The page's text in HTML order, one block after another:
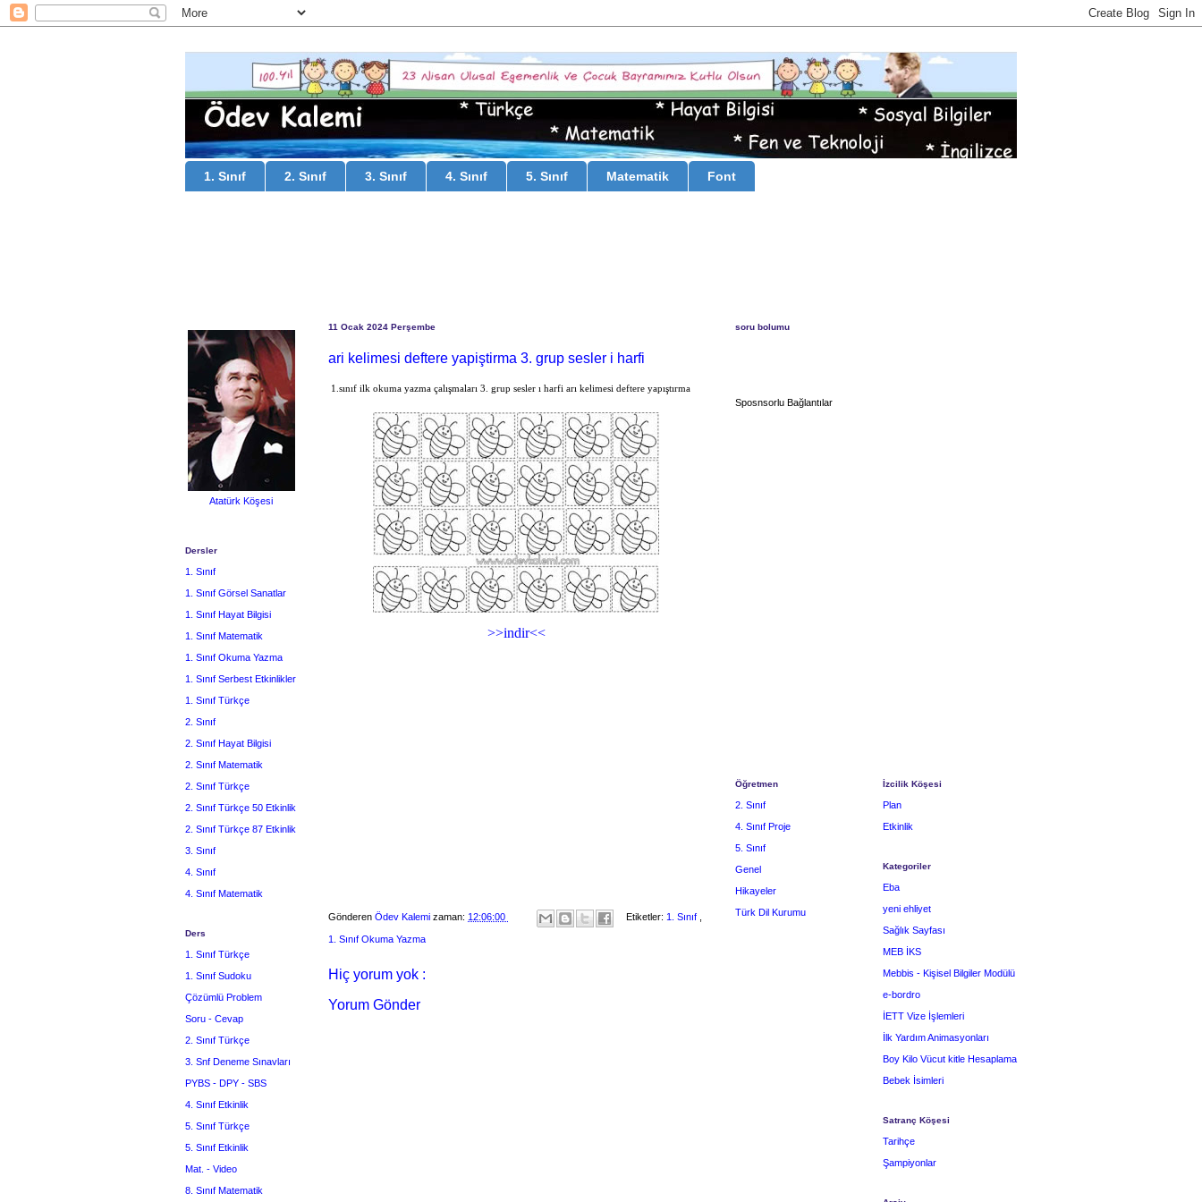
1. Sınıf 2. Sınıf 3. Sınıf 4. Sınıf 5. Sınıf Matematik Font
11 Ocak 2024 Perşembe
ari kelimesi deftere yapiştirma 3. grup sesler i harfi
1.sınıf ilk okuma yazma çalışmaları 3. grup sesler ı harfi arı kelimesi deftere yapıştırma
>>indir<<
Gönderen Ödev Kalemi zaman: 12:06:00 Etiketler: 1. Sınıf
1. Sınıf Okuma Yazma
Hiç yorum yok :
Yorum Gönder
Atatürk Köşesi
Dersler
1. Sınıf
1. Sınıf Görsel Sanatlar
1. Sınıf Hayat Bilgisi
1. Sınıf Matematik
1. Sınıf Okuma Yazma
1. Sınıf Serbest Etkinlikler
1. Sınıf Türkçe
2. Sınıf
2. Sınıf Hayat Bilgisi
2. Sınıf Matematik
2. Sınıf Türkçe
2. Sınıf Türkçe 50 Etkinlik
2. Sınıf Türkçe 87 Etkinlik
3. Sınıf
4. Sınıf
4. Sınıf Matematik
Ders
1. Sınıf Türkçe
1. Sınıf Sudoku
Çözümlü Problem
Soru - Cevap
2. Sınıf Türkçe
3. Snf Deneme Sınavları
PYBS - DPY - SBS
4. Sınıf Etkinlik
5. Sınıf Türkçe
5. Sınıf Etkinlik
Mat. - Video
8. Sınıf Matematik
soru bolumu
Sposnsorlu Bağlantılar
Öğretmen
2. Sınıf
4. Sınıf Proje
5. Sınıf
Genel
Hikayeler
Türk Dil Kurumu
İzcilik Köşesi
Plan
Etkinlik
Kategoriler
Eba
yeni ehliyet
Sağlık Sayfası
MEB İKS
Mebbis - Kişisel Bilgiler Modülü
e-bordro
İETT Vize İşlemleri
İlk Yardım Animasyonları
Boy Kilo Vücut kitle Hesaplama
Bebek İsimleri
Satranç Köşesi
Tarihçe
Şampiyonlar